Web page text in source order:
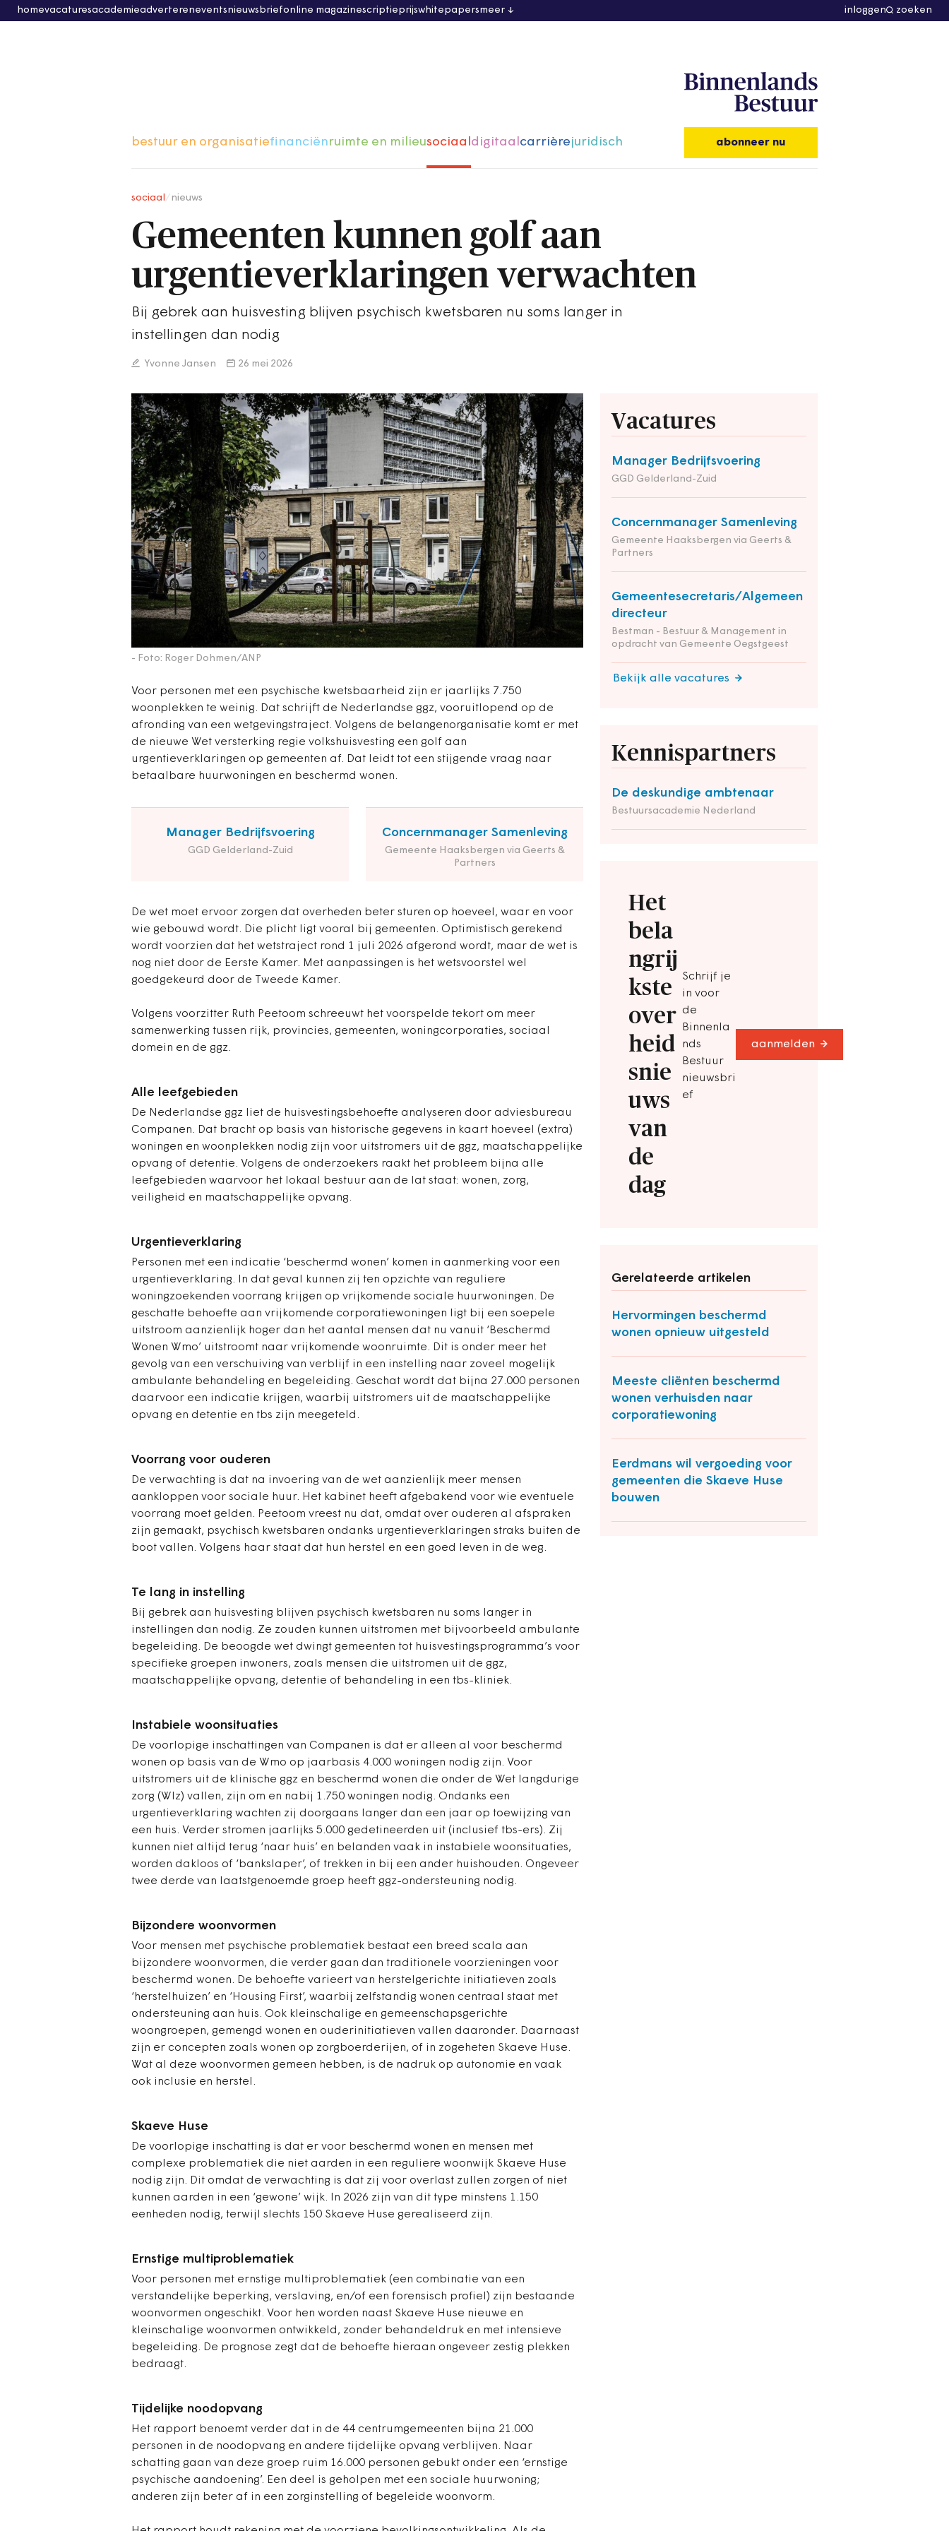
homevacaturesacademieadvertereneventsnieuwsbriefonline magazinescriptieprijswhitepapersmeer inloggen zoeken
bestuur en organisatiefinanciënruimte en milieusociaaldigitaalcarrièrejuridisch abonneer nu
sociaal nieuws
Gemeenten kunnen golf aan
urgentieverklaringen verwachten
Bij gebrek aan huisvesting blijven psychisch kwetsbaren nu soms langer in
instellingen dan nodig
Yvonne Jansen 26 mei 2026
- Foto: Roger Dohmen/ANP
Voor personen met een psychische kwetsbaarheid zijn er jaarlijks 7.750
woonplekken te weinig. Dat schrijft de Nederlandse ggz, vooruitlopend op de
afronding van een wetgevingstraject. Volgens de belangenorganisatie komt er met
de nieuwe Wet versterking regie volkshuisvesting een golf aan
urgentieverklaringen op gemeenten af. Dat leidt tot een stijgende vraag naar
betaalbare huurwoningen en beschermd wonen.
Manager Bedrijfsvoering
GGD Gelderland-Zuid
Concernmanager Samenleving
Gemeente Haaksbergen via Geerts &
Partners
De wet moet ervoor zorgen dat overheden beter sturen op hoeveel, waar en voor
wie gebouwd wordt. Die plicht ligt vooral bij gemeenten. Optimistisch gerekend
wordt voorzien dat het wetstraject rond 1 juli 2026 afgerond wordt, maar de wet is
nog niet door de Eerste Kamer. Met aanpassingen is het wetsvoorstel wel
goedgekeurd door de Tweede Kamer.
Vacatures
Manager Bedrijfsvoering
GGD Gelderland-Zuid
Concernmanager Samenleving
Gemeente Haaksbergen via Geerts &
Partners
Gemeentesecretaris/Algemeen
directeur
Bestman - Bestuur & Management in
opdracht van Gemeente Oegstgeest
Bekijk alle vacatures
Kennispartners
De deskundige ambtenaar
Bestuursacademie Nederland
Het
bela
ngrij
kste
over
heid
snie
uws
van
de
dag
Schrijf je
in voor
de
Binnenla
nds
Bestuur
nieuwsbri
ef
aanmelden
Gerelateerde artikelen
Hervormingen beschermd
wonen opnieuw uitgesteld
Meeste cliënten beschermd
wonen verhuisden naar
corporatiewoning
Eerdmans wil vergoeding voor
gemeenten die Skaeve Huse
bouwen
Volgens voorzitter Ruth Peetoom schreeuwt het voorspelde tekort om meer
samenwerking tussen rijk, provincies, gemeenten, woningcorporaties, sociaal
domein en de ggz.
Alle leefgebieden
De Nederlandse ggz liet de huisvestingsbehoefte analyseren door adviesbureau
Companen. Dat bracht op basis van historische gegevens in kaart hoeveel (extra)
woningen en woonplekken nodig zijn voor uitstromers uit de ggz, maatschappelijke
opvang of detentie. Volgens de onderzoekers raakt het probleem bijna alle
leefgebieden waarvoor het lokaal bestuur aan de lat staat: wonen, zorg,
veiligheid en maatschappelijke opvang.
Urgentieverklaring
Personen met een indicatie ‘beschermd wonen’ komen in aanmerking voor een
urgentieverklaring. In dat geval kunnen zij ten opzichte van reguliere
woningzoekenden voorrang krijgen op vrijkomende sociale huurwoningen. De
geschatte behoefte aan vrijkomende corporatiewoningen ligt bij een soepele
uitstroom aanzienlijk hoger dan het aantal mensen dat nu vanuit ‘Beschermd
Wonen Wmo’ uitstroomt naar vrijkomende woonruimte. Dit is onder meer het
gevolg van een verschuiving van verblijf in een instelling naar zoveel mogelijk
ambulante behandeling en begeleiding. Geschat wordt dat bijna 27.000 personen
daarvoor een indicatie krijgen, waarbij uitstromers uit de maatschappelijke
opvang en detentie en tbs zijn meegeteld.
Voorrang voor ouderen
De verwachting is dat na invoering van de wet aanzienlijk meer mensen
aankloppen voor sociale huur. Het kabinet heeft afgebakend voor wie eventuele
voorrang moet gelden. Peetoom vreest nu dat, omdat over ouderen al afspraken
zijn gemaakt, psychisch kwetsbaren ondanks urgentieverklaringen straks buiten de
boot vallen. Volgens haar staat dat hun herstel en een goed leven in de weg.
Te lang in instelling
Bij gebrek aan huisvesting blijven psychisch kwetsbaren nu soms langer in
instellingen dan nodig. Ze zouden kunnen uitstromen met bijvoorbeeld ambulante
begeleiding. De beoogde wet dwingt gemeenten tot huisvestingsprogramma’s voor
specifieke groepen inwoners, zoals mensen die uitstromen uit de ggz,
maatschappelijke opvang, detentie of behandeling in een tbs-kliniek.
Instabiele woonsituaties
De voorlopige inschattingen van Companen is dat er alleen al voor beschermd
wonen op basis van de Wmo op jaarbasis 4.000 woningen nodig zijn. Voor
uitstromers uit de klinische ggz en beschermd wonen die onder de Wet langdurige
zorg (Wlz) vallen, zijn om en nabij 1.750 woningen nodig. Ondanks een
urgentieverklaring wachten zij doorgaans langer dan een jaar op toewijzing van
een huis. Verder stromen jaarlijks 5.000 gedetineerden uit (inclusief tbs-ers). Zij
kunnen niet altijd terug ‘naar huis’ en belanden vaak in instabiele woonsituaties,
worden dakloos of ‘bankslaper’, of trekken in bij een ander huishouden. Ongeveer
twee derde van laatstgenoemde groep heeft ggz-ondersteuning nodig.
Bijzondere woonvormen
Voor mensen met psychische problematiek bestaat een breed scala aan
bijzondere woonvormen, die verder gaan dan traditionele voorzieningen voor
beschermd wonen. De behoefte varieert van herstelgerichte initiatieven zoals
‘herstelhuizen’ en ‘Housing First’, waarbij zelfstandig wonen centraal staat met
ondersteuning aan huis. Ook kleinschalige en gemeenschapsgerichte
woongroepen, gemengd wonen en ouderinitiatieven vallen daaronder. Daarnaast
zijn er concepten zoals wonen op zorgboerderijen, of in zogeheten Skaeve Huse.
Wat al deze woonvormen gemeen hebben, is de nadruk op autonomie en vaak
ook inclusie en herstel.
Skaeve Huse
De voorlopige inschatting is dat er voor beschermd wonen en mensen met
complexe problematiek die niet aarden in een reguliere woonwijk Skaeve Huse
nodig zijn. Dit omdat de verwachting is dat zij voor overlast zullen zorgen of niet
kunnen aarden in een ‘gewone’ wijk. In 2026 zijn van dit type minstens 1.150
eenheden nodig, terwijl slechts 150 Skaeve Huse gerealiseerd zijn.
Ernstige multiproblematiek
Voor personen met ernstige multiproblematiek (een combinatie van een
verstandelijke beperking, verslaving, en/of een forensisch profiel) zijn bestaande
woonvormen ongeschikt. Voor hen worden naast Skaeve Huse nieuwe en
kleinschalige woonvormen ontwikkeld, zonder behandeldruk en met intensieve
begeleiding. De prognose zegt dat de behoefte hieraan ongeveer zestig plekken
bedraagt.
Tijdelijke noodopvang
Het rapport benoemt verder dat in de 44 centrumgemeenten bijna 21.000
personen in de noodopvang en andere tijdelijke opvang verblijven. Naar
schatting gaan van deze groep ruim 16.000 personen gebukt onder een ‘ernstige
psychische aandoening’. Een deel is geholpen met een sociale huurwoning;
anderen zijn beter af in een zorginstelling of begeleide woonvorm.